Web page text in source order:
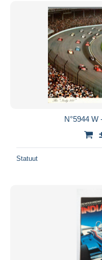
N°5944 W
Statuut